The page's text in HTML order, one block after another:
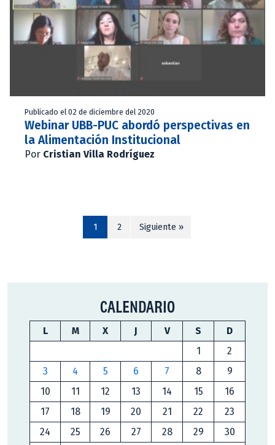
Publicado el 02 de diciembre del 2020
Webinar UBB-PUC abordó perspectivas en
la Alimentación Institucional
Por Cristian Villa Rodríguez
1 2 Siguiente »
CALENDARIO
L M X J V S
D
1
2
3
4 5 6 7 8
9
10
11 12 13 14 15
16
17
18 19 20 21 22
23
24
25 26 27 28 29
30